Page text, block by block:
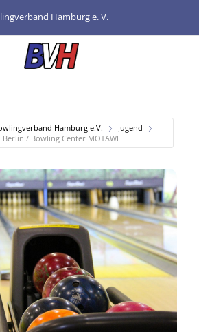
Hamburg e. V.
Hamburg e.V.
Jugend
Berlin / Bowling Center MOTAWI